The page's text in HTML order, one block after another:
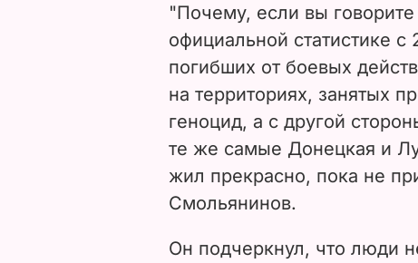
"Почему, если вы
официальной статистике
погибших от боевых
на территориях, занятых
геноцид, а с другой
те же самые Донецкая и
жил прекрасно, пока не
Смольянинов.
Он подчеркнул, что люди